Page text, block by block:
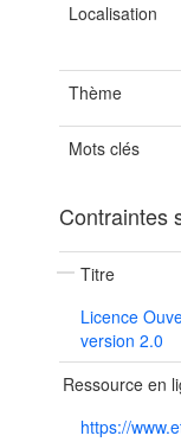
Localisation
Thème
Mots clés
Contraintes
Titre
Licence
version 2.0
Ressource en
https://